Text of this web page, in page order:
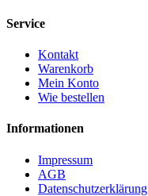
Service
Kontakt
Warenkorb
Mein Konto
Wie bestellen
Informationen
Impressum
AGB
Datenschutzerklärung